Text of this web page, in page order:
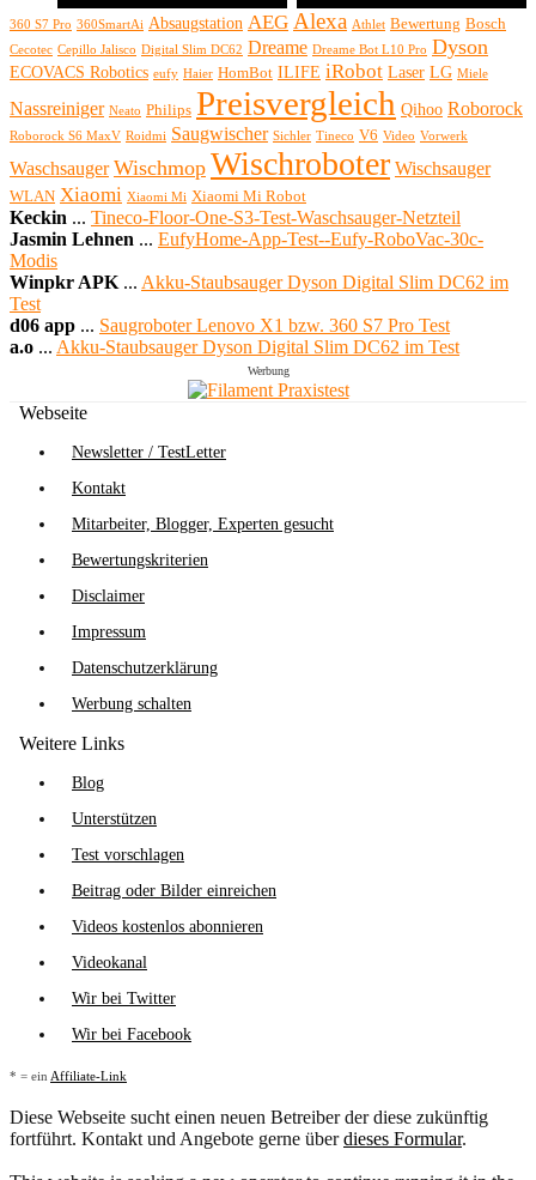
360 S7 Pro 360SmartAi Absaugstation AEG Alexa Athlet Bewertung Bosch
Cecotec Cepillo Jalisco Digital Slim DC62 Dreame Dreame Bot L10 Pro Dyson
ECOVACS Robotics eufy Haier HomBot ILIFE iRobot Laser LG Miele
Nassreiniger Neato Philips Preisvergleich Qihoo Roborock
Roborock S6 MaxV Roidmi Saugwischer Sichler Tineco V6 Video Vorwerk
Waschsauger Wischmop Wischroboter Wischsauger
WLAN Xiaomi Xiaomi Mi Xiaomi Mi Robot
Keckin ... Tineco-Floor-One-S3-Test-Waschsauger-Netzteil
Jasmin Lehnen ... EufyHome-App-Test--Eufy-RoboVac-30c-
Modis
Winpkr APK ... Akku-Staubsauger Dyson Digital Slim DC62 im
Test
d06 app ... Saugroboter Lenovo X1 bzw. 360 S7 Pro Test
a.o ... Akku-Staubsauger Dyson Digital Slim DC62 im Test
Werbung
Webseite
Newsletter / TestLetter
Kontakt
Mitarbeiter, Blogger, Experten gesucht
Bewertungskriterien
Disclaimer
Impressum
Datenschutzerklärung
Werbung schalten
Weitere Links
Blog
Unterstützen
Test vorschlagen
Beitrag oder Bilder einreichen
Videos kostenlos abonnieren
Videokanal
Wir bei Twitter
Wir bei Facebook
* = ein Affiliate-Link
Diese Webseite sucht einen neuen Betreiber der diese zukünftig
fortführt. Kontakt und Angebote gerne überdieses Formular.